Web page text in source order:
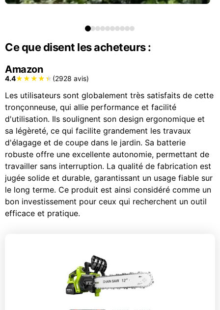
Ce que disent les acheteurs :
Amazon
4.4 (2928 avis)
Les utilisateurs sont globalement très satisfaits de cette
tronçonneuse, qui allie performance et facilité
d'utilisation. Ils soulignent son design ergonomique et
sa légèreté, ce qui facilite grandement les travaux
d'élagage et de coupe dans le jardin. Sa batterie
robuste offre une excellente autonomie, permettant de
travailler sans interruption. La qualité de fabrication est
jugée solide et durable, garantissant un usage fiable sur
le long terme. Ce produit est ainsi considéré comme un
bon investissement pour ceux qui recherchent un outil
efficace et pratique.